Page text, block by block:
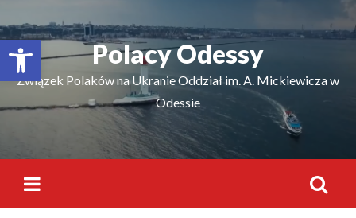
Відкрити Панель інструментівPolacy Odessy
Związek Polaków na Ukranie Oddział im. A. Mickiewicza w
Odessie